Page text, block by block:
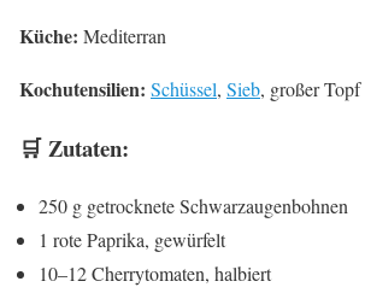
Küche: Mediterran
Kochutensilien: Schüssel, Sieb, großer Topf
🛒 Zutaten:
250 g getrocknete Schwarzaugenbohnen
1 rote Paprika, gewürfelt
10–12 Cherrytomaten, halbiert